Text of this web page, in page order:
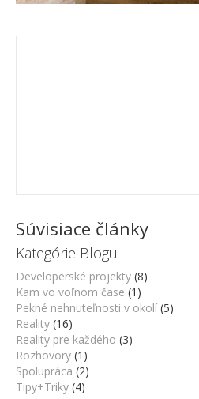
Súvisiace články
Kategórie Blogu
Developerské projekty (8)
Kam vo voľnom čase (1)
Pekné nehnuteľnosti v okolí (5)
Reality (16)
Reality pre každého (3)
Rozhovory (1)
Spolupráca (2)
Tipy+Triky (4)